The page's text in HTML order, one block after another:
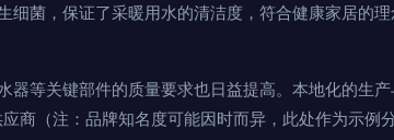
细菌，保证了采暖用水的清洁度，符合健康家居的
器等关键部件的质量要求也日益提高。本地化的生
商（注：品牌知名度可能因时而异，此处作为示例